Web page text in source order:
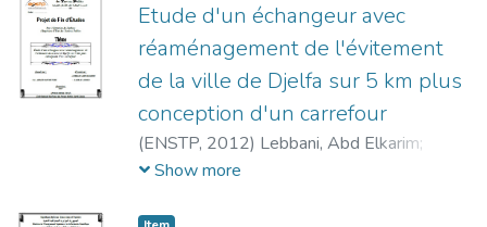
Etude d'un échangeur avec
réaménagement de l'évitement
de la ville de Djelfa sur 5 km plus
conception d'un carrefour
(ENSTP, 2012) Lebbani, Abd Elkarim;
Rakrak, Ahmed
Show more